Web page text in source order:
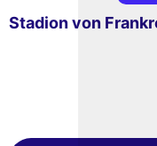
Stadion von